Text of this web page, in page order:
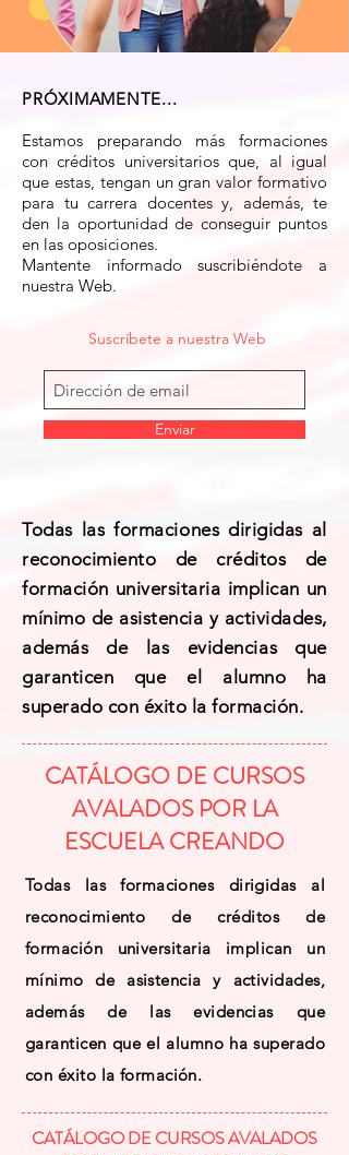
PRÓXIMAMENTE...
Estamos preparando más formaciones
con créditos universitarios que, al igual
que estas, tengan un gran valor formativo
para tu carrera docentes y, además, te
den la oportunidad de conseguir puntos
en las oposiciones.
Mantente informado suscribiéndote a
nuestra Web.
Suscríbete a nuestra Web
Enviar
Todas las formaciones dirigidas al
reconocimiento de créditos de
formación universitaria implican un
mínimo de asistencia y actividades,
además de las evidencias que
garanticen que el alumno ha
superado con éxito la formación.
CATÁLOGO DE CURSOS
AVALADOS POR LA
ESCUELA CREANDO
Todas las formaciones dirigidas al
reconocimiento de créditos de
formación universitaria implican un
mínimo de asistencia y actividades,
además de las evidencias que
garanticen que el alumno ha superado
con éxito la formación.
CATÁLOGO DE CURSOS AVALADOS